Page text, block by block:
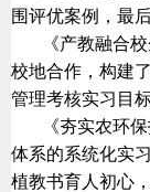
围评优案例，最
《产教融合
校地合作，构建
管理考核实习目
《夯实农环
体系的系统化实
植教书育人初心